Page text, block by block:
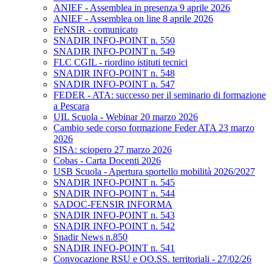
ANIEF - Assemblea in presenza 9 aprile 2026
ANIEF - Assemblea on line 8 aprile 2026
FeNSIR - comunicato
SNADIR INFO-POINT n. 550
SNADIR INFO-POINT n. 549
FLC CGIL - riordino istituti tecnici
SNADIR INFO-POINT n. 548
SNADIR INFO-POINT n. 547
FEDER - ATA: successo per il seminario di formazione
a Pescara
UIL Scuola - Webinar 20 marzo 2026
Cambio sede corso formazione Feder ATA 23 marzo
2026
SISA: sciopero 27 marzo 2026
Cobas - Carta Docenti 2026
USB Scuola - Apertura sportello mobilità 2026/2027
SNADIR INFO-POINT n. 545
SNADIR INFO-POINT n. 544
SADOC-FENSIR INFORMA
SNADIR INFO-POINT n. 543
SNADIR INFO-POINT n. 542
Snadir News n.850
SNADIR INFO-POINT n. 541
Convocazione RSU e OO.SS. territoriali - 27/02/26